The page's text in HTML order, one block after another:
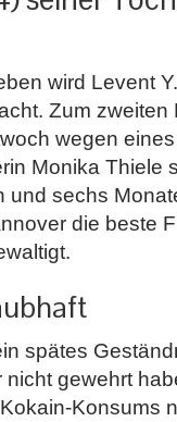
wird Levent
Zum zweiten
wegen
Monika Thiele
und sechs
die beste
spätes
gewehrt
Konsums